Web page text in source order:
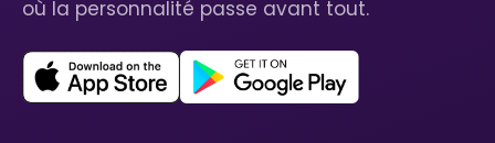
où la personnalité passe avant tout.